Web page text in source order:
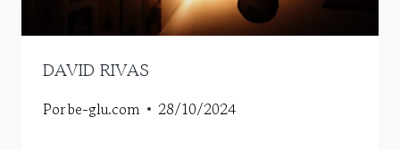
DAVID RIVAS
Porbe-glu.com 28/10/2024